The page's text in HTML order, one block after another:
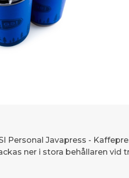
Personal Javapress -
ner i stora behållaren vid